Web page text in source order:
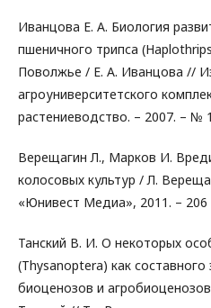
Иванцова Е. А. Биология
пшеничного трипса
Поволжье / Е. А. Иванцова //
агроуниверситетского
растениеводство. – 2007. – №
Верещагин Л., Марков И.
колосовых культур / Л.
«Юнивест Медиа», 2011. – 206
Танский В. И. О некоторых
(Thysanoptera) как
биоценозов и